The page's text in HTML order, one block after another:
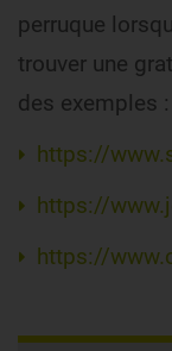
perruque
trouver une
des exemples :
https://
https://
https://